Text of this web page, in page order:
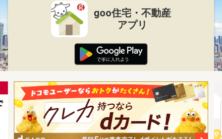
goo住宅・不動産
アプリ